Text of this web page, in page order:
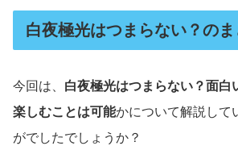
白夜極光はつまらない？の
今回は、 白夜極光はつまらない？面白
楽しむことは可能かについて解説して
がでしたでしょうか？